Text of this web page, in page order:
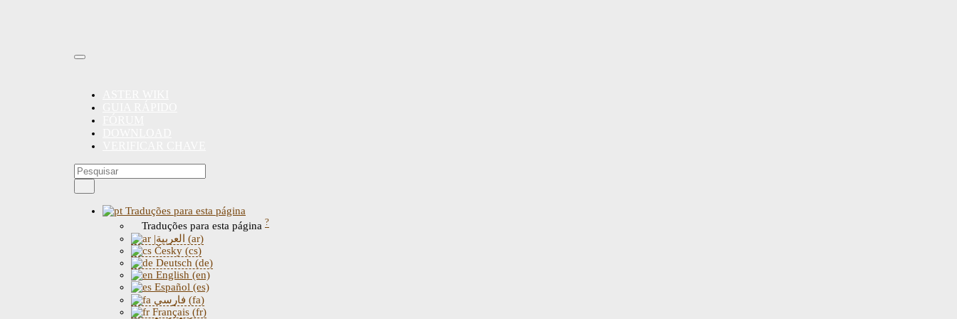
Traduções para esta página
Traduções para esta página ?
|العربية (ar)
Česky (cs)
Deutsch (de)
English (en)
Español (es)
فارسی (fa)
Français (fr)